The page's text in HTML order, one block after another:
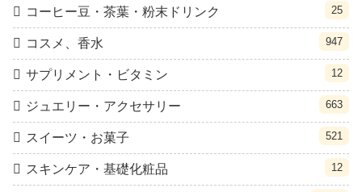
コーヒー豆・茶葉・粉末ドリンク 25
コスメ、香水 947
サプリメント・ビタミン 12
ジュエリー・アクセサリー 663
スイーツ・お菓子 521
スキンケア・基礎化粧品 12